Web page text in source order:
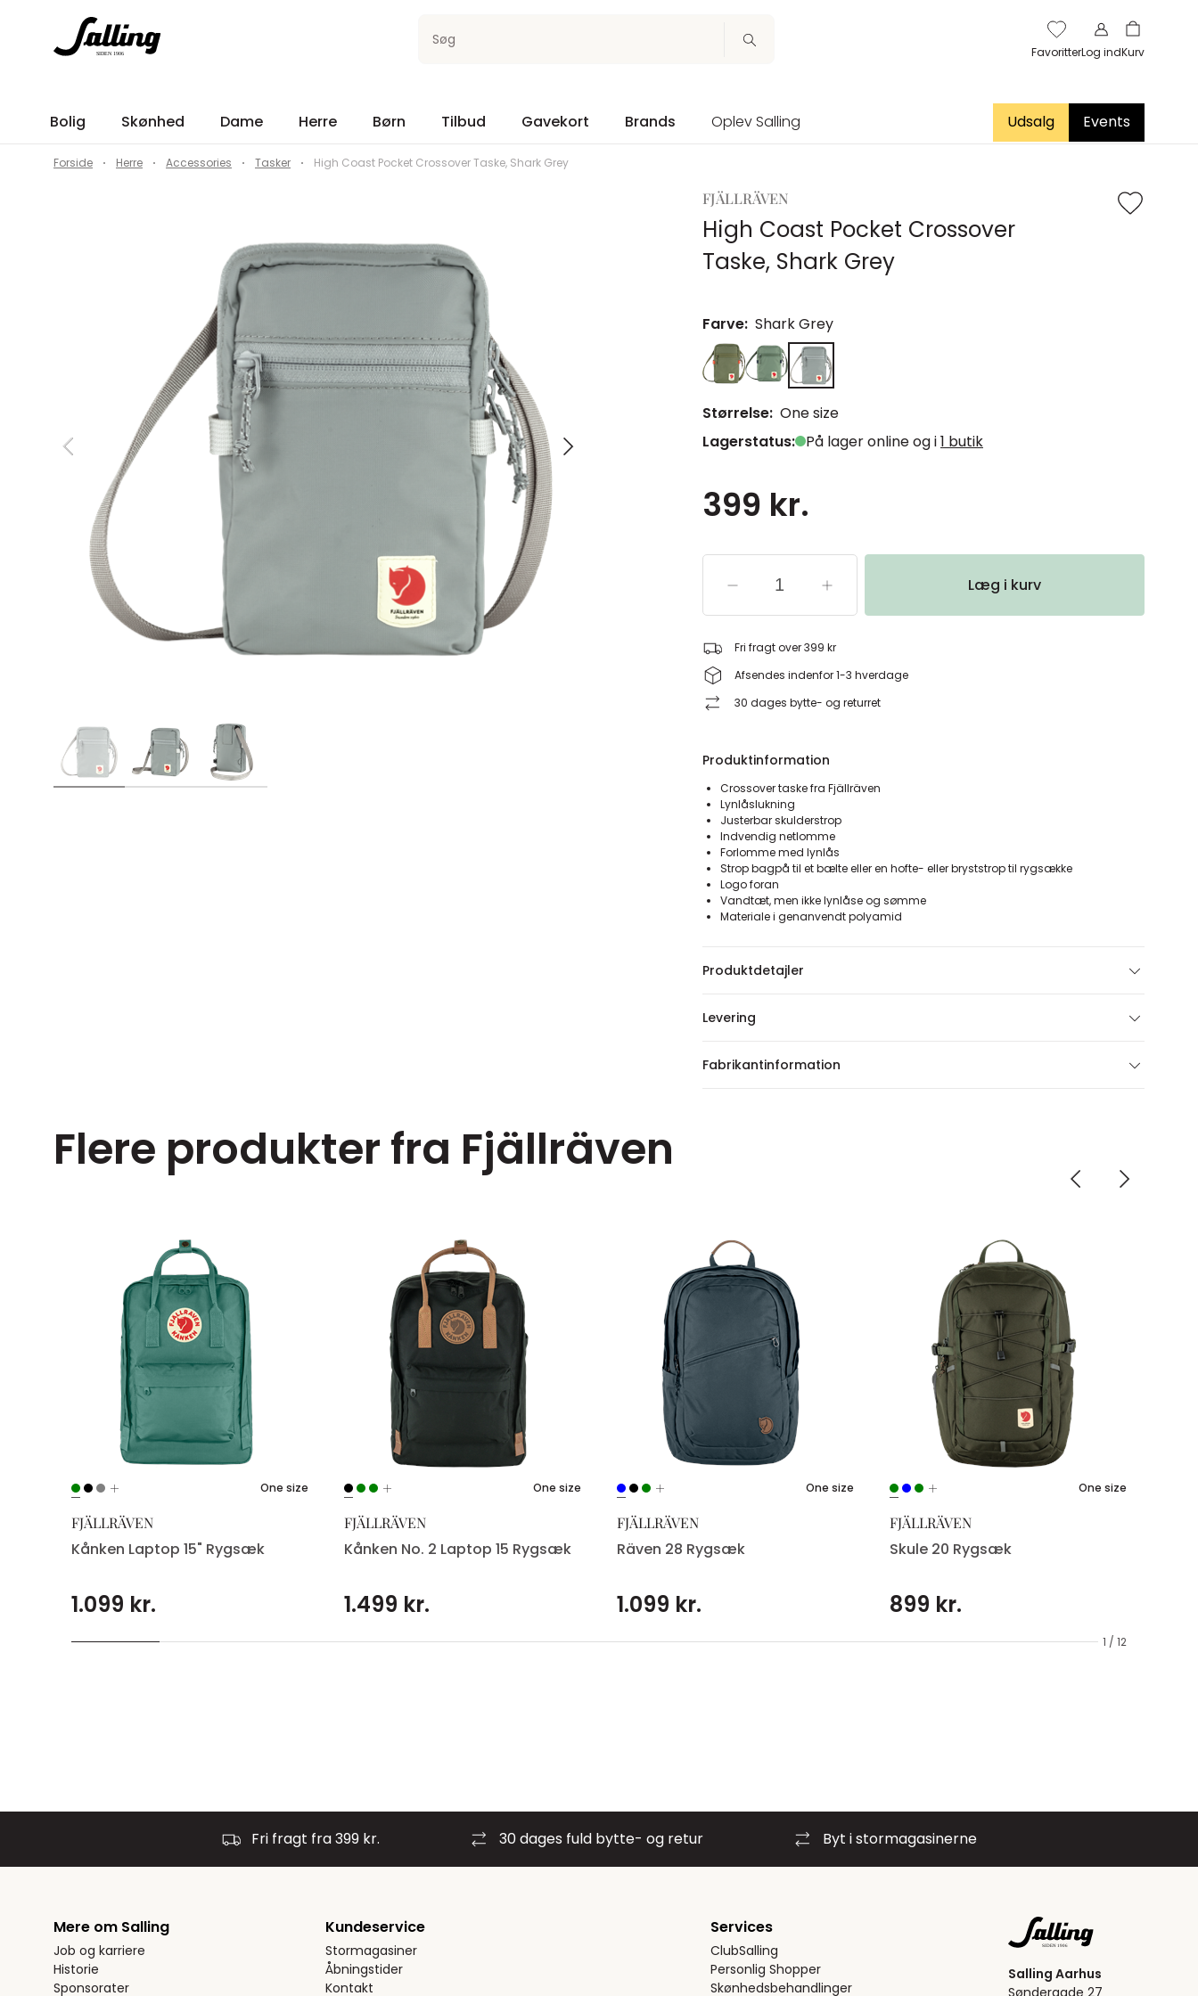
Søg
FavoritterLog indKurv
Bolig Skønhed Dame Herre Børn Tilbud Gavekort Brands Oplev Salling Udsalg Events
Forside Herre Accessories Tasker High Coast Pocket Crossover Taske, Shark Grey
FJÄLLRÄVEN
High Coast Pocket Crossover
Taske, Shark Grey
Farve: Shark Grey
Størrelse: One size
Lagerstatus: På lager online og i1 butik
399 kr.
Læg i kurv
Fri fragt over 399 kr
Afsendes indenfor 1-3 hverdage
30 dages bytte- og returret
Produktinformation
Crossover taske fra Fjällräven
Lynlåslukning
Justerbar skulderstrop
Indvendig netlomme
Forlomme med lynlås
Strop bagpå til et bælte eller en hofte- eller bryststrop til rygsække
Logo foran
Vandtæt, men ikke lynlåse og sømme
Materiale i genanvendt polyamid
Produktdetajler
Levering
Fabrikantinformation
Flere produkter fra Fjällräven
1 / 12
One size
FJÄLLRÄVEN
Kånken Laptop 15" Rygsæk
1.099 kr.
One size
FJÄLLRÄVEN
Kånken No. 2 Laptop 15 Rygsæk
1.499 kr.
One size
FJÄLLRÄVEN
Räven 28 Rygsæk
1.099 kr.
One size
FJÄLLRÄVEN
Skule 20 Rygsæk
899 kr.
Fri fragt fra 399 kr. 30 dages fuld bytte- og retur Byt i stormagasinerne
Mere om Salling
Job og karriere
Historie
Sponsorater
Kundeservice
Stormagasiner
Åbningstider
Kontakt
Services
ClubSalling
Personlig Shopper
Skønhedsbehandlinger
Salling Aarhus
Søndergade 27